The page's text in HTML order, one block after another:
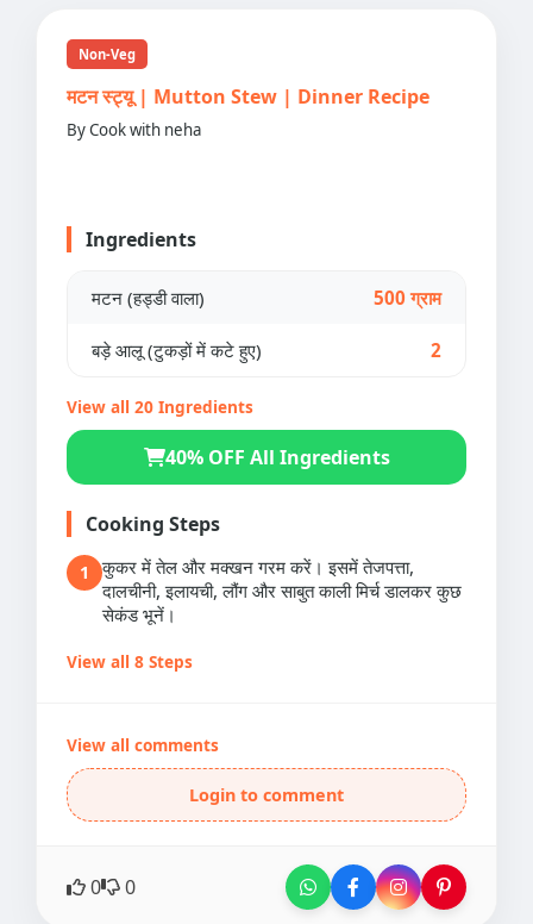
Non-Veg
मटन स्ट्यू | Mutton Stew | Dinner Recipe
By Cook with neha
Ingredients
मटन (हड्डी वाला) 500 ग्राम
बड़े आलू (टुकड़ों में कटे हुए) 2
View all 20 Ingredients
40% OFF All Ingredients
Cooking Steps
1
कुकर में तेल और मक्खन गरम करें। इसमें तेजपत्ता,
दालचीनी, इलायची, लौंग और साबुत काली मिर्च डालकर कुछ
सेकंड भूनें।
View all 8 Steps
View all comments
Login to comment
0 0